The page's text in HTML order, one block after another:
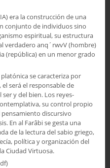
era la construcción de una
conjunto de individuos sino
espiritual, su estructura
verdadero anq´rwvV (hombre)
(república) en un menor grado
se caracteriza por
será el responsable de
y del bien. Los reyes-
su control propio
discursivo
En al Farâbi se gesta una
de la lectura del sabio griego,
política y organización del
Ciudad Virtuosa.